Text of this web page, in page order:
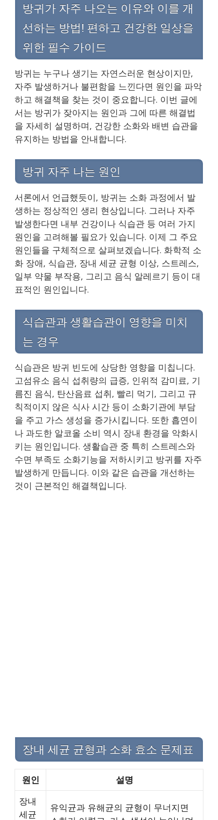
방귀가 자주 나오는 이유와 이를 개
선하는 방법! 편하고 건강한 일상을
위한 필수 가이드
방귀는 누구나 생기는 자연스러운 현상이지만,
자주 발생하거나 불편함을 느낀다면 원인을 파악
하고 해결책을 찾는 것이 중요합니다. 이번 글에
서는 방귀가 잦아지는 원인과 그에 따른 해결법
을 자세히 설명하며, 건강한 소화와 배변 습관을
유지하는 방법을 안내합니다.
방귀 자주 나는 원인
서론에서 언급했듯이, 방귀는 소화 과정에서 발
생하는 정상적인 생리 현상입니다. 그러나 자주
발생한다면 내부 건강이나 식습관 등 여러 가지
원인을 고려해볼 필요가 있습니다. 이제 그 주요
원인들을 구체적으로 살펴보겠습니다. 화학적 소
화 장애, 식습관, 장내 세균 균형 이상, 스트레스,
일부 약물 부작용, 그리고 음식 알레르기 등이 대
표적인 원인입니다.
식습관과 생활습관이 영향을 미치
는 경우
식습관은 방귀 빈도에 상당한 영향을 미칩니다.
고섬유소 음식 섭취량의 급증, 인위적 감미료, 기
름진 음식, 탄산음료 섭취, 빨리 먹기, 그리고 규
칙적이지 않은 식사 시간 등이 소화기관에 부담
을 주고 가스 생성을 증가시킵니다. 또한 흡연이
나 과도한 알코올 소비 역시 장내 환경을 악화시
키는 원인입니다. 생활습관 중 특히 스트레스와
수면 부족도 소화기능을 저하시키고 방귀를 자주
발생하게 만듭니다. 이와 같은 습관을 개선하는
것이 근본적인 해결책입니다.
장내 세균 균형과 소화 효소 문제표
원인
설명
장내
세균
유익균과 유해균의 균형이 무너지면